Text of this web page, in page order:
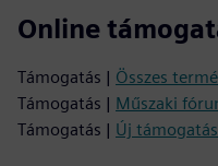
Online
Támogatás | Összes
Támogatás | Műszaki
Támogatás | Új